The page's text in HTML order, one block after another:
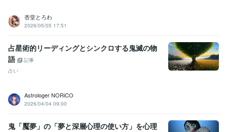
杏堂とろわ
2026/05/05 17:51
占星術的リーディングとシンクロする鬼滅の物
語
記事
占い
Astrologer NORiCO
2026/04/04 09:00
鬼「魘夢」の「夢と深層心理の使い方」を心理